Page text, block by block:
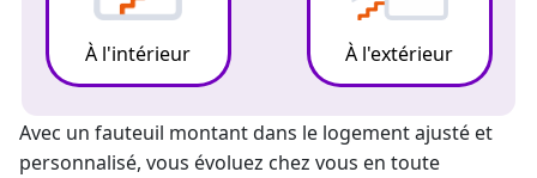
À l'intérieur À l'extérieur
Avec un fauteuil montantdans le logement ajusté et
personnalisé, vous évoluez chez vous en toute